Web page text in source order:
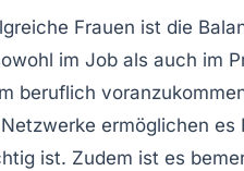
Frauen ist die
im Job als auch im
beruflich
ermöglichen
ist. Zudem ist es